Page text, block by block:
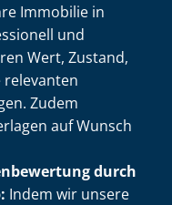
Immobilie in
und
Wert, Zustand,
relevanten
Zudem
auf Wunsch
durch
Indem wir unsere